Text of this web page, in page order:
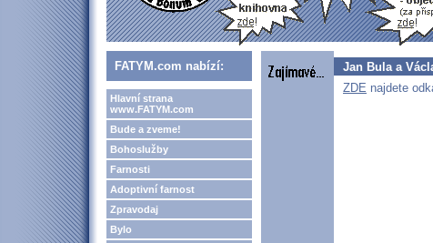
FATYM.com nabízí:
Hlavní strana
www.FATYM.com
Bude a zveme!
Bohoslužby
Farnosti
Adoptivní farnost
Zpravodaj
Bylo
Jan Bula a
ZDE najdete